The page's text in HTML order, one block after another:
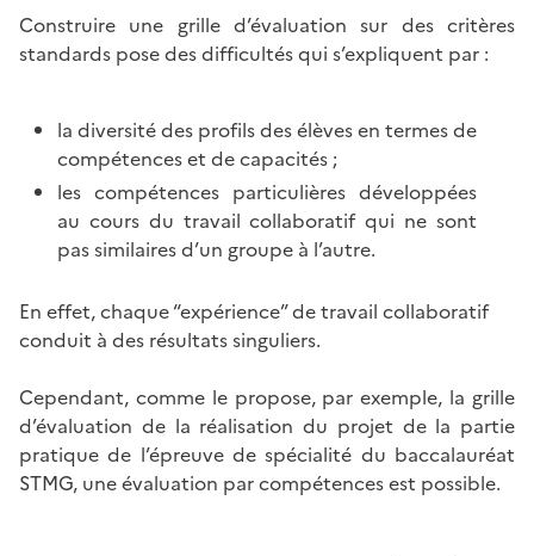
Construire une grille d’évaluation sur des critères
standards pose des difficultés qui s’expliquent par :
la diversité des profils des élèves en termes de
compétences et de capacités ;
les compétences particulières développées
au cours du travail collaboratif qui ne sont
pas similaires d’un groupe à l’autre.
En effet, chaque “expérience” de travail collaboratif
conduit à des résultats singuliers.
Cependant, comme le propose, par exemple, la grille
d’évaluation de la réalisation du projet de la partie
pratique de l’épreuve de spécialité du baccalauréat
STMG, une évaluation par compétences est possible.